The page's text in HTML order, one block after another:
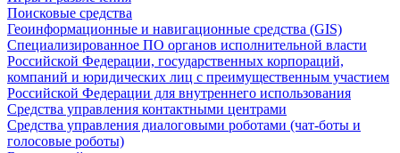
Поисковые средства
Геоинформационные и навигационные средства (GIS)
Специализированное ПО органов исполнительной власти
Российской Федерации, государственных корпораций,
компаний и юридических лиц с преимущественным участием
Российской Федерации для внутреннего использования
Средства управления контактными центрами
Средства управления диалоговыми роботами (чат-боты и
голосовые роботы)